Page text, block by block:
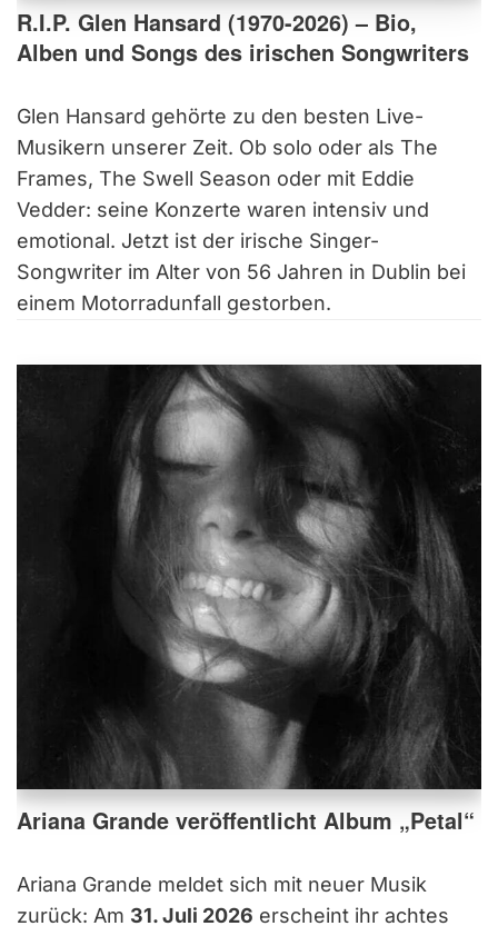
R.I.P. Glen Hansard (1970-2026) – Bio,
Alben und Songs des irischen Songwriters
Glen Hansard gehörte zu den besten Live-
Musikern unserer Zeit. Ob solo oder als The
Frames, The Swell Season oder mit Eddie
Vedder: seine Konzerte waren intensiv und
emotional. Jetzt ist der irische Singer-
Songwriter im Alter von 56 Jahren in Dublin bei
einem Motorradunfall gestorben.
Ariana Grande veröffentlicht Album „Petal“
Ariana Grande meldet sich mit neuer Musik
zurück: Am 31. Juli 2026 erscheint ihr achtes